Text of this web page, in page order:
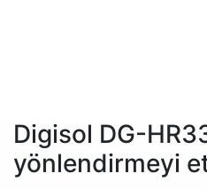
Digisol DG-
yönlendirmeyi